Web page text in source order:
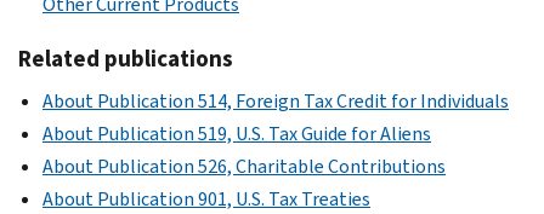
Related publications
About Publication 514, Foreign Tax Credit for Individuals
About Publication 519, U.S. Tax Guide for Aliens
About Publication 526, Charitable Contributions
About Publication 901, U.S. Tax Treaties